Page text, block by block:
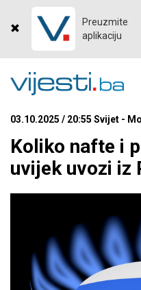
Preuzmite
aplikaciju
03.10.2025 / 20:55 Svijet -
Koliko nafte i
uvijek uvozi iz